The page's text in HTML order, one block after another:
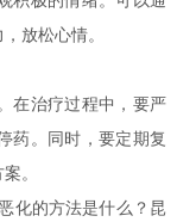
放松心情。
治疗过程中，要严
药。同时，要定期复
。
化的方法是什么？昆